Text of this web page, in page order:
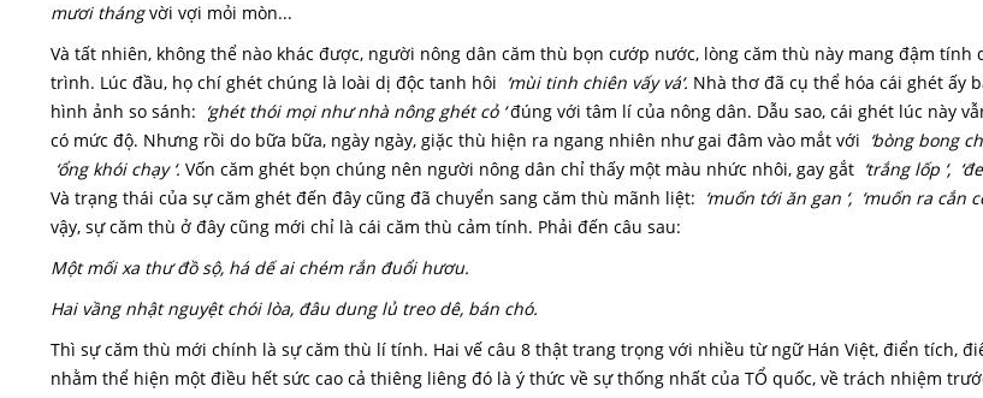
mươi thángvời vợi mỏi mòn...
Và tất nhiên, không thể nào khác được, người nông dân căm thù bọn cướp nước, lòng căm thù này mang đậm tính
trình. Lúc đầu, họ chí ghét chúng là loài dị độc tanh hôi ‘mùi tinh chiên vấy vá‘. Nhà thơ đã cụ thể hóa cái ghét ấy
hình ảnh so sánh: ‘ghét thói mọi như nhà nông ghét cỏ ‘ đúng với tâm lí của nông dân. Dẫu sao, cái ghét lúc này
có mức độ. Nhưng rồi do bữa bữa, ngày ngày, giặc thù hiện ra ngang nhiên như gai đâm vào mắt với ‘bòng bong
‘ổng khói chạy ‘. Vốn căm ghét bọn chúng nên người nông dân chỉ thấy một màu nhức nhôi, gay gắt ‘trắng lốp ‘,
Và trạng thái của sự căm ghét đến đây cũng đã chuyển sang căm thù mãnh liệt: ‘muốn tới ăn gan ‘, ‘muốn ra cắn
vậy, sự căm thù ở đây cũng mới chỉ là cái căm thù cảm tính. Phải đến câu sau:
Một mối xa thư đồ sộ, há dế ai chém rắn đuổi hươu.
Hai vầng nhật nguyệt chói lòa, đâu dung lủ treo dê, bán chó.
Thì sự căm thù mới chính là sự căm thù lí tính. Hai vế câu 8 thật trang trọng với nhiều từ ngữ Hán Việt, điển tích,
nhằm thể hiện một điều hết sức cao cả thiêng liêng đó là ý thức về sự thống nhất của TỔ quốc, về trách nhiệm